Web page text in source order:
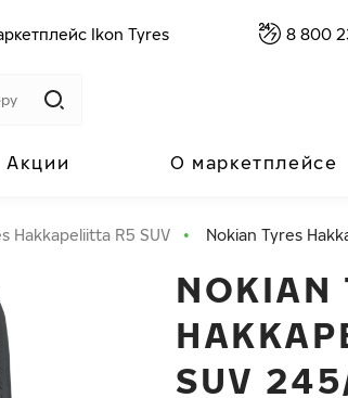
Ikon Tyres 8 800
Акции О маркетплейсе
Hakkapeliitta R5 SUV Nokian Tyres
NOKIAN
SUV